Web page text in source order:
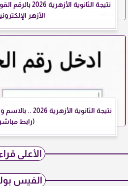
نتيجة الثانوية
الأزهر
نتيجة الثانوية
(رابط
الأعلى
الفيس